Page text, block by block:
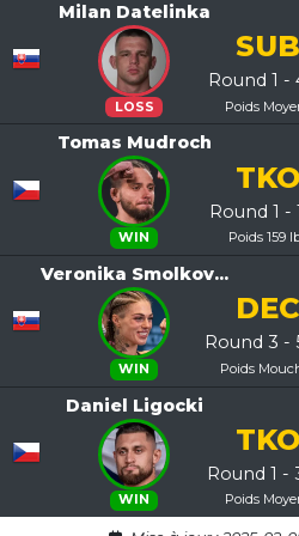
Milan Datelinka
LOSS
SUB
Round 1 -
Poids
Tomas Mudroch
WIN
TKO
Round 1 -
Poids 159
Veronika Smolkov...
WIN
DEC
Round 3 -
Poids
Daniel Ligocki
WIN
TKO
Round 1 -
Poids